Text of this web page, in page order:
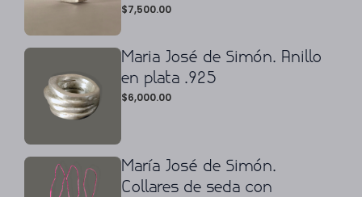
$7,500.00
Maria José de Simón. Anillo
en plata .925
$6,000.00
María José de Simón.
Collares de seda con